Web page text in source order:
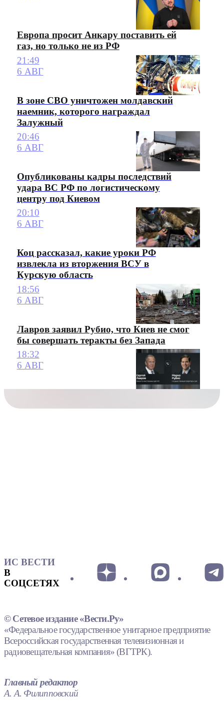
Европа просит Анкару поставить ей
газ, но только не из РФ
21:49
6 АВГ
В зоне СВО уничтожен молдавский
наемник, которого награждал
Залужный
20:46
6 АВГ
Опубликованы кадры последствий
удара ВС РФ по логистическому
центру под Киевом
20:10
6 АВГ
Коц рассказал, какие уроки РФ
извлекла из вторжения ВСУ в
Курскую область
18:56
6 АВГ
Лавров заявил Рубио, что Киев не смог
бы совершать теракты без Запада
18:32
6 АВГ
ИС ВЕСТИ
В
СОЦСЕТЯХ
© Сетевое издание «Вести.Ру»
«Федеральное государственное унитарное предприятие
Всероссийская государственная телевизионная и
радиовещательная компания» (ВГТРК).
Главный редактор
А. А. Филипповский